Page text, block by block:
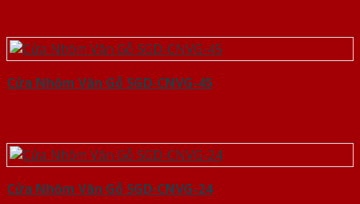
Cửa Nhôm Vân Gỗ SGD-CNVG-45
Cửa Nhôm Vân Gỗ SGD-CNVG-24